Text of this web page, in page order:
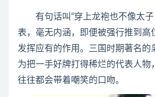
有句话叫“穿上龙袍也不像太子
表，毫无内涵，即便被强行推到高
发挥应有的作用。三国时期著名的
为把一手好牌打得稀烂的代表人物
往往都会带着嘲笑的口吻。